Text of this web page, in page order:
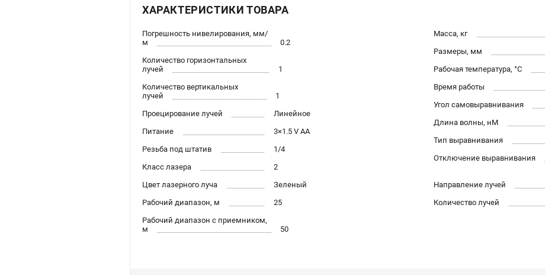
ХАРАКТЕРИСТИКИ ТОВАРА
Погрешность нивелирования, мм/
м
0.2
Количество горизонтальных
лучей
1
Количество вертикальных
лучей
1
Проецирование лучей
Линейное
Питание
3×1.5 V AA
Резьба под штатив
1/4
Класс лазера
2
Цвет лазерного луча
Зеленый
Рабочий диапазон, м
25
Рабочий диапазон с приемником,
м
50
Масса, кг
Размеры, мм
Рабочая температура, °С
Время работы
Угол самовыравнивания
Длина волны, нМ
Тип выравнивания
Отключение выравнивания
Направление лучей
Количество лучей